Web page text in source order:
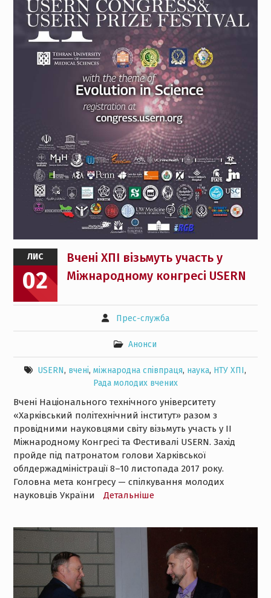
ЛИС
02
Вчені ХПІ візьмуть участь у
Міжнародному конгресі USERN
Прес-служба
Анонси
USERN, вчені,міжнародна співпраця, наука, НТУ ХПІ,
Рада молодих вчених
Вчені Національного технічного університету
«Харківський політехнічний інститут» разом з
провідними науковцями світу візьмуть участь у II
Міжнародному Конгресі та Фестивалі USERN. Захід
пройде під патронатом голови Харківської
облдержадміністрації 8–10 листопада 2017 року.
Головна мета конгресу — спілкування молодих
науковців України
Детальнiше